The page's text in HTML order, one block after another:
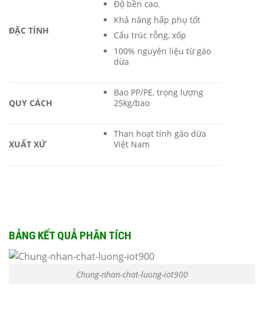
ĐẶC TÍNH
Độ bền cao.
Khả năng hấp phụ tốt
Cấu trúc rỗng, xốp
100% nguyên liệu từ gáo
dừa
QUY CÁCH
Bao PP/PE, trọng lượng
25kg/bao
XUẤT XỨ
Than hoạt tính gáo dừa
Việt Nam
BẢNG KẾT QUẢ PHÂN TÍCH
Chung-nhan-chat-luong-iot900